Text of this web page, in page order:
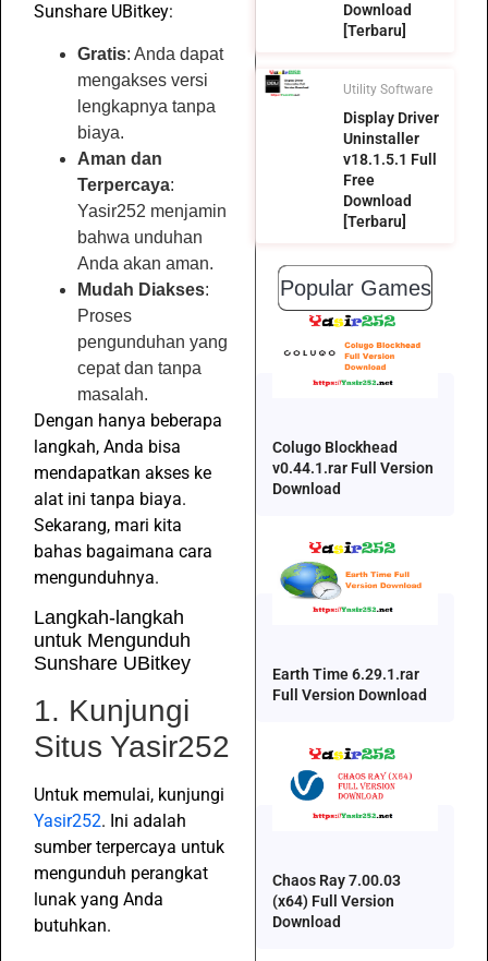
Sunshare UBitkey:
Gratis: Anda dapat
mengakses versi
lengkapnya tanpa
biaya.
Aman dan
Terpercaya:
Yasir252 menjamin
bahwa unduhan
Anda akan aman.
Mudah Diakses:
Proses
pengunduhan yang
cepat dan tanpa
masalah.
Dengan hanya beberapa
langkah, Anda bisa
mendapatkan akses ke
alat ini tanpa biaya.
Sekarang, mari kita
bahas bagaimana cara
mengunduhnya.
Langkah-langkah
untuk Mengunduh
Sunshare UBitkey
1. Kunjungi
Situs Yasir252
Untuk memulai, kunjungi
Yasir252. Ini adalah
sumber terpercaya untuk
mengunduh perangkat
lunak yang Anda
butuhkan.
Download
[Terbaru]
Utility Software
Display Driver
Uninstaller
v18.1.5.1 Full
Free
Download
[Terbaru]
Popular Games
Colugo Blockhead
v0.44.1.rar Full Version
Download
Earth Time 6.29.1.rar
Full Version Download
Chaos Ray 7.00.03
(x64) Full Version
Download